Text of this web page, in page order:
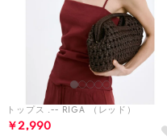
トップス .-- RIGA （レッド）
￥2,990